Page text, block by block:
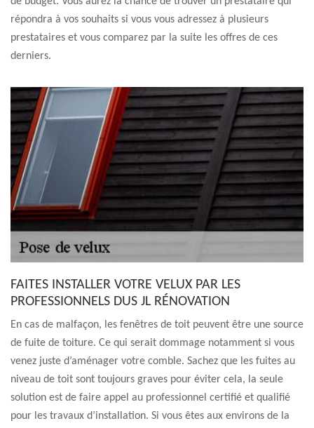
répondra à vos souhaits si vous vous adressez à plusieurs
prestataires et vous comparez par la suite les offres de ces
derniers.
FAITES INSTALLER VOTRE VELUX PAR LES
PROFESSIONNELS DUS JL RÉNOVATION
En cas de malfaçon, les fenêtres de toit peuvent être une source
de fuite de toiture. Ce qui serait dommage notamment si vous
venez juste d’aménager votre comble. Sachez que les fuites au
niveau de toit sont toujours graves pour éviter cela, la seule
solution est de faire appel au professionnel certifié et qualifié
pour les travaux d’installation. Si vous êtes aux environs de la